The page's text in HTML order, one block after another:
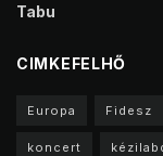
Tabu
CIMKEFELHŐ
Europa Fidesz
koncert